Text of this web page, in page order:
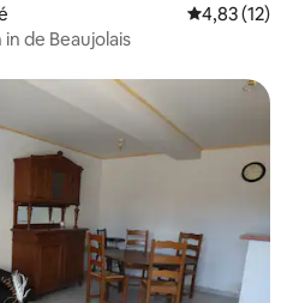
Gemiddelde
4,83 (12)
de Beaujolais